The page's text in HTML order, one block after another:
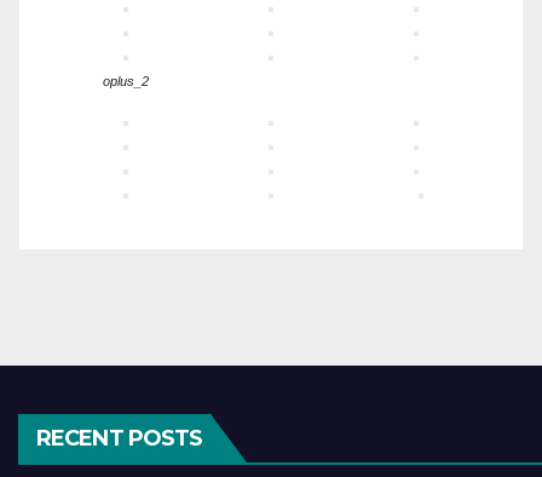
oplus_2
RECENT POSTS